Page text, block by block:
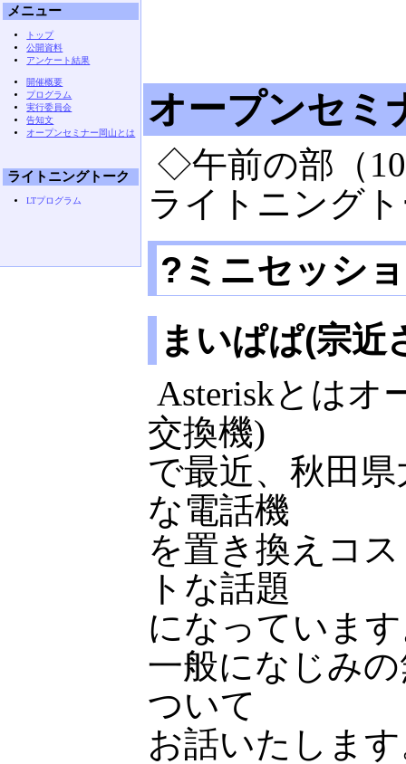
オープンセミ
◇午前の部（
ライトニング
? ミニセッシ
まいぱぱ(宗近
Asteriskとはオ
交換機)
で最近、秋田
な電話機
を置き換えコ
トな話題
になっていま
一般になじみ
ついて
お話いたしま
メニュー
トップ
公開資料
アンケート結果
開催概要
プログラム
実行委員会
告知文
オープンセミナー岡山とは
ライトニングトーク
LTプログラム